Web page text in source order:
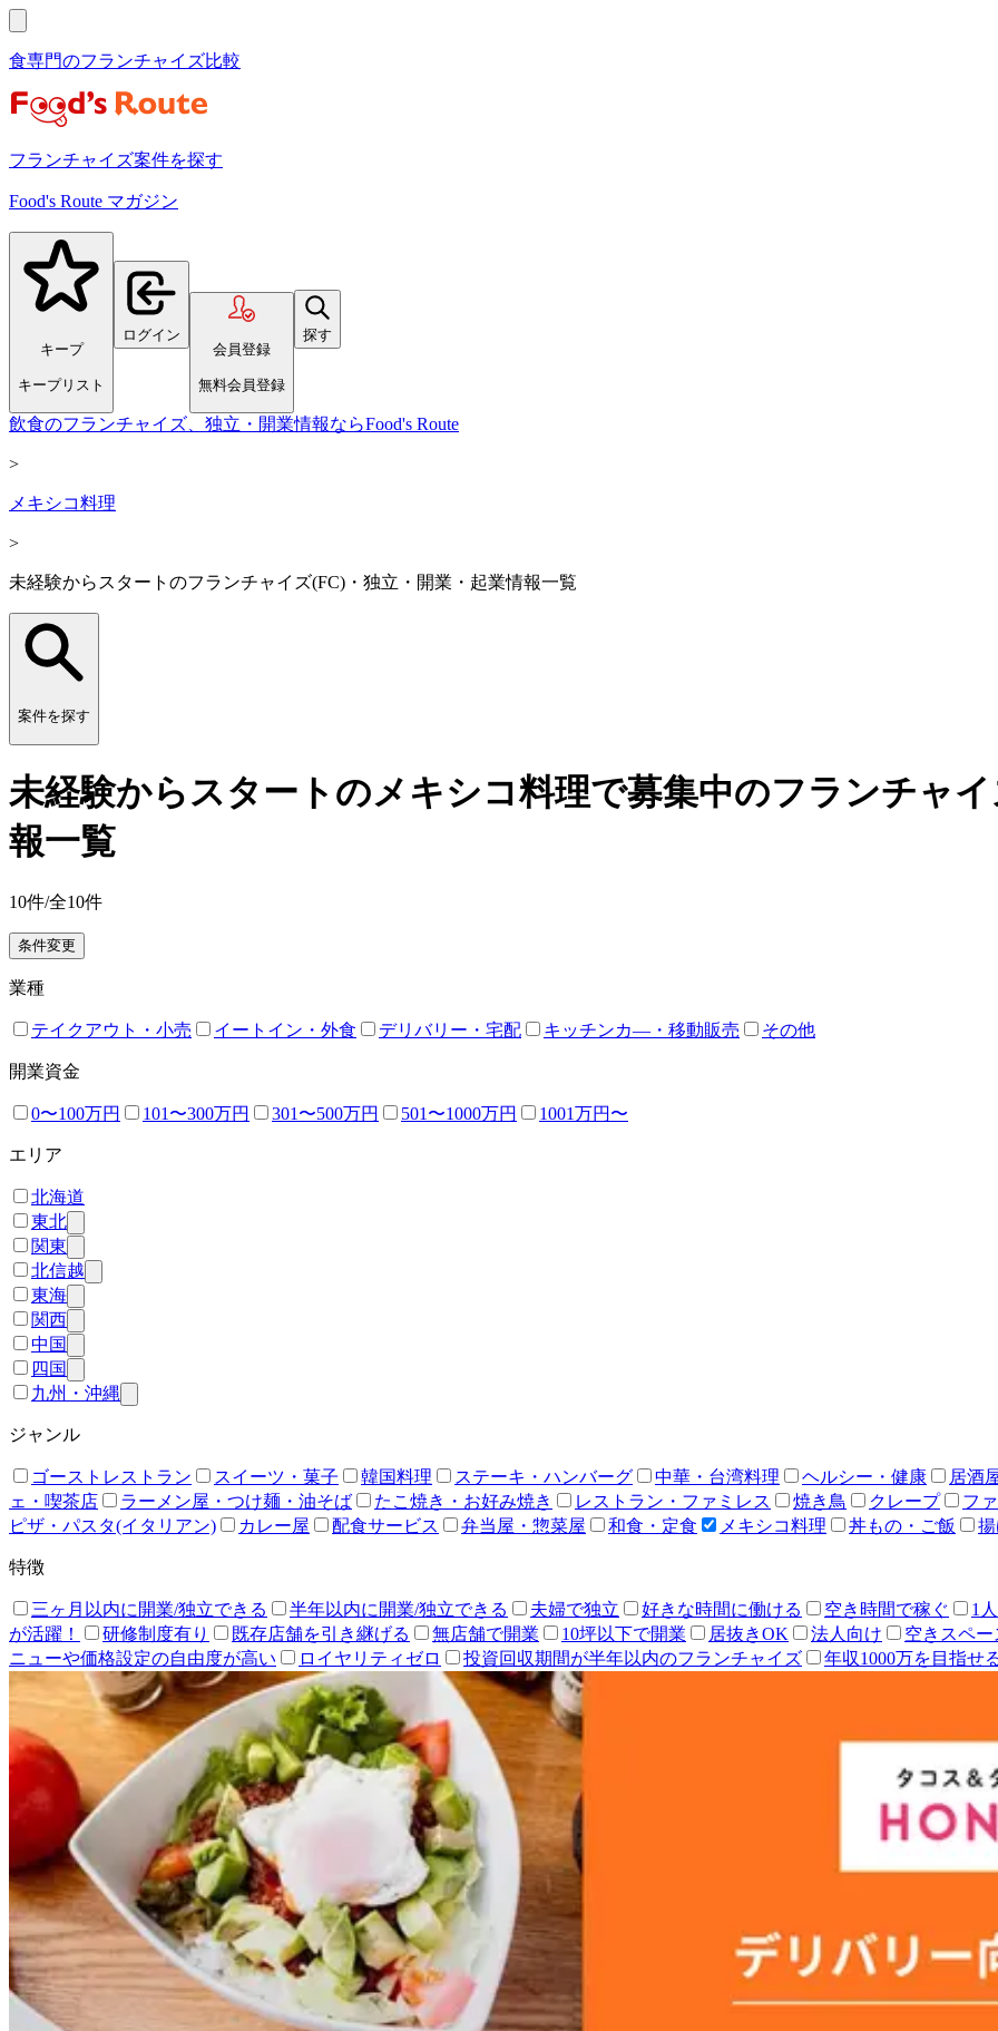
食専門のフランチャイズ比較
フランチャイズ案件を探す
Food's Route マガジン
キープ
キープリスト
ログイン
会員登録
無料会員登録
探す
飲食のフランチャイズ、独立・開業情報ならFood's Route
>
メキシコ料理
>
未経験からスタートのフランチャイズ(FC)・独立・開業・起業情報一覧
案件を探す
未経験からスタートのメキシコ料理で募集中のフランチャ
報一覧
10件/全10件
条件変更
業種
テイクアウト・小売 イートイン・外食 デリバリー・宅配 キッチンカ―・移動販売 その他
開業資金
0〜100万円 101〜300万円 301〜500万円 501〜1000万円 1001万円〜
エリア
北海道
東北
関東
北信越
東海
関西
中国
四国
九州・沖縄
ジャンル
ゴーストレストラン スイーツ・菓子 韓国料理 ステーキ・ハンバーグ 中華・台湾料理 ヘルシー・健康
居酒
ェ・喫茶店
ラーメン屋・つけ麺・油そば たこ焼き・お好み焼き レストラン・ファミレス 焼き鳥 クレープ
フ
ピザ・パスタ(イタリアン)
カレー屋 配食サービス 弁当屋・惣菜屋 和食・定食 メキシコ料理 丼もの・ご飯
特徴
三ヶ月以内に開業/独立できる 半年以内に開業/独立できる 夫婦で独立 好きな時間に働ける 空き時間で稼ぐ
1
が活躍！
研修制度有り 既存店舗を引き継げる 無店舗で開業 10坪以下で開業 居抜きOK 法人向け
空きスペ
ニューや価格設定の自由度が高い
ロイヤリティゼロ 投資回収期間が半年以内のフランチャイズ 年収1000万を目指せ